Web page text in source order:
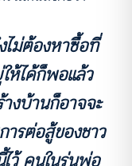
ไม่ต้องหาซื้อที่
ห้ได้ก็พอแล้ว
งบ้านก็อาจจะ
รต่อสู้ของชาว